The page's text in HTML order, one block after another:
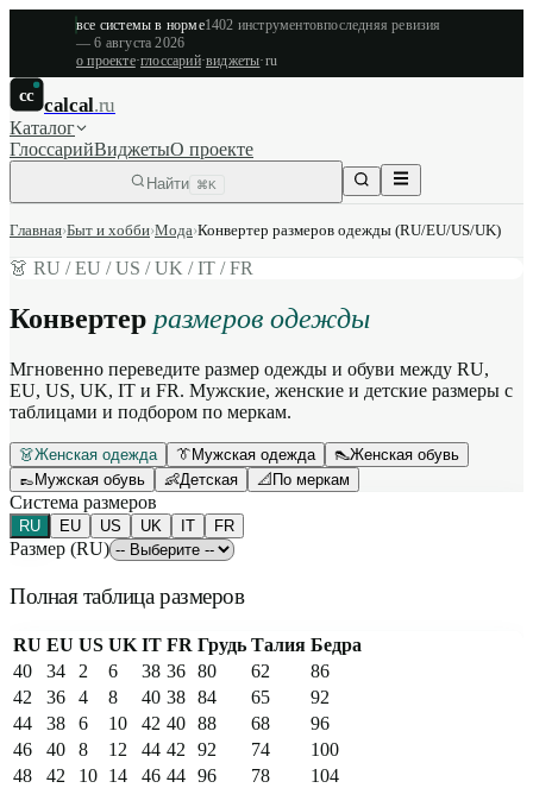
все системы в норме1402 инструментовпоследняя ревизия
—6 августа 2026
о проекте·глоссарий·виджеты·ru
cc calcal.ru
Каталог
ГлоссарийВиджетыО проекте
Найти ⌘K
Главная›Быт и хобби›Мода›Конвертер размеров одежды (RU/EU/US/UK)
👗 RU / EU / US / UK / IT / FR
Конвертер размеров одежды
Мгновенно переведите размер одежды и обуви между RU,
EU, US, UK, IT и FR. Мужские, женские и детские размеры с
таблицами и подбором по меркам.
👗Женская одежда 👔 Мужская одежда 👠Женская обувь
👞 Мужская обувь 👶Детская 📐 По меркам
Система размеров
RU EU US UK IT FR
Размер (RU)
Полная таблица размеров
RU EU US UK IT FR Грудь Талия Бедра
40
34 2 6 38 36 80 62
86
42
36 4 8 40 38 84 65
92
44
38 6 10 42 40 88 68
96
46
40 8 12 44 42 92 74
100
48
42 10 14 46 44 96 78
104